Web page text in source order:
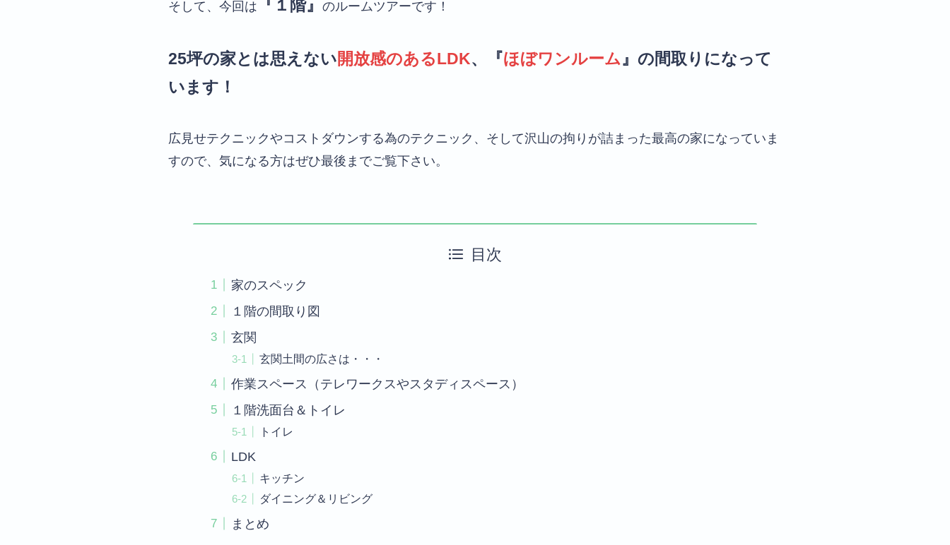
そして、今回は 『１階』 のルームツアーです！
25坪の家とは思えない 開放感のあるLDK、『ほぼワンルーム』の間取りになって
います！
広見せテクニックやコストダウンする為のテクニック、そして沢山の拘りが詰まった最高の家になっていま
すので、気になる方はぜひ最後までご覧下さい。
目次
家のスペック
１階の間取り図
玄関
玄関土間の広さは・・・
作業スペース（テレワークスやスタディスペース）
１階洗面台＆トイレ
トイレ
LDK
キッチン
ダイニング＆リビング
まとめ